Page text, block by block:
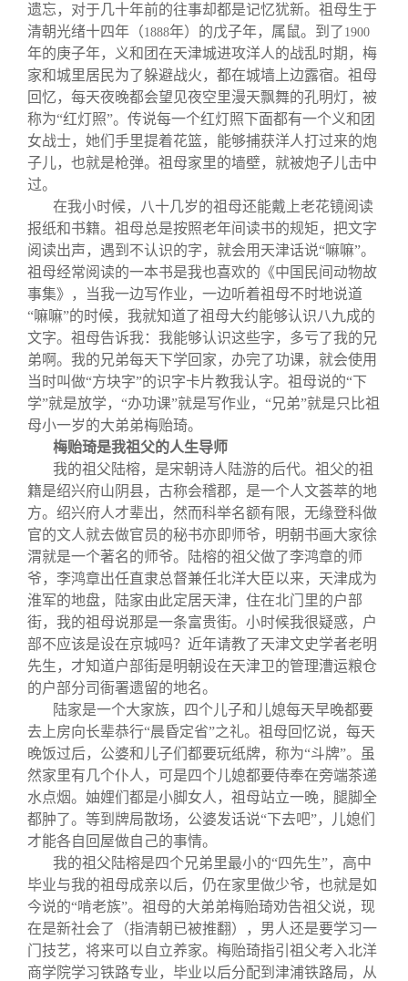
遗忘，对于几十年前的往事却都是记忆犹新。祖母生于
清朝光绪十四年（1888年）的戊子年，属鼠。到了 1900
年的庚子年，义和团在天津城进攻洋人的战乱时期，梅
家和城里居民为了躲避战火，都在城墙上边露宿。祖母
回忆，每天夜晚都会望见夜空里漫天飘舞的孔明灯，被
称为“红灯照”。传说每一个红灯照下面都有一个义和团
女战士，她们手里提着花篮，能够捕获洋人打过来的炮
子儿，也就是枪弹。祖母家里的墙壁，就被炮子儿击中
过。
在我小时候，八十几岁的祖母还能戴上老花镜阅读
报纸和书籍。祖母总是按照老年间读书的规矩，把文字
阅读出声，遇到不认识的字，就会用天津话说“嘛嘛”。
祖母经常阅读的一本书是我也喜欢的《中国民间动物故
事集》，当我一边写作业，一边听着祖母不时地说道
“嘛嘛”的时候，我就知道了祖母大约能够认识八九成的
文字。祖母告诉我：我能够认识这些字，多亏了我的兄
弟啊。我的兄弟每天下学回家，办完了功课，就会使用
当时叫做“方块字”的识字卡片教我认字。祖母说的“下
学”就是放学，“办功课”就是写作业，“兄弟”就是只比祖
母小一岁的大弟弟梅贻琦。
梅贻琦是我祖父的人生导师
我的祖父陆榕，是宋朝诗人陆游的后代。祖父的祖
籍是绍兴府山阴县，古称会稽郡，是一个人文荟萃的地
方。绍兴府人才辈出，然而科举名额有限，无缘登科做
官的文人就去做官员的秘书亦即师爷，明朝书画大家徐
渭就是一个著名的师爷。陆榕的祖父做了李鸿章的师
爷，李鸿章出任直隶总督兼任北洋大臣以来，天津成为
淮军的地盘，陆家由此定居天津，住在北门里的户部
街，我的祖母说那是一条富贵街。小时候我很疑惑，户
部不应该是设在京城吗？近年请教了天津文史学者老明
先生，才知道户部街是明朝设在天津卫的管理漕运粮仓
的户部分司衙署遗留的地名。
陆家是一个大家族，四个儿子和儿媳每天早晚都要
去上房向长辈恭行“晨昏定省”之礼。祖母回忆说，每天
晚饭过后，公婆和儿子们都要玩纸牌，称为“斗牌”。虽
然家里有几个仆人，可是四个儿媳都要侍奉在旁端茶递
水点烟。妯娌们都是小脚女人，祖母站立一晚，腿脚全
都肿了。等到牌局散场，公婆发话说“下去吧”，儿媳们
才能各自回屋做自己的事情。
我的祖父陆榕是四个兄弟里最小的“四先生”，高中
毕业与我的祖母成亲以后，仍在家里做少爷，也就是如
今说的“啃老族”。祖母的大弟弟梅贻琦劝告祖父说，现
在是新社会了（指清朝已被推翻），男人还是要学习一
门技艺，将来可以自立养家。梅贻琦指引祖父考入北洋
商学院学习铁路专业，毕业以后分配到津浦铁路局，从